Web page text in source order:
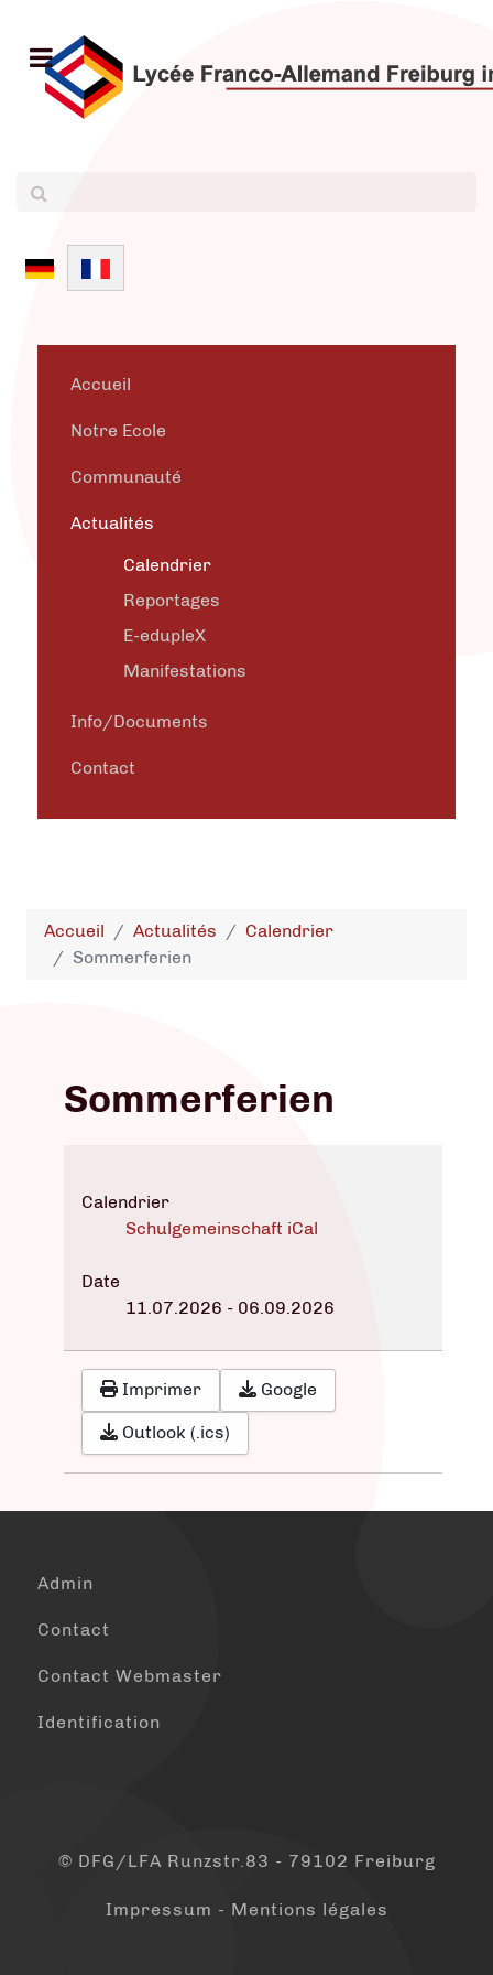
Sélectionnez votre langue
Accueil
Notre Ecole
Communauté
Actualités
Calendrier
Reportages
E-edupleX
Manifestations
Info/Documents
Contact
Accueil Actualités
Calendrier
Sommerferien
Sommerferien
Calendrier
Schulgemeinschaft iCal
Date
11.07.2026 - 06.09.2026
Imprimer Google
Outlook (.ics)
Admin
Contact
Contact Webmaster
Identification
© DFG/LFA Runzstr.83 - 79102 Freiburg
Impressum - Mentions légales